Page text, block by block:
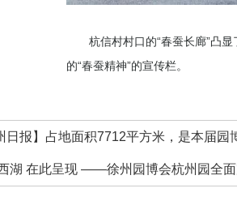
杭信村村口的“春蚕长廊”凸
的“春蚕精神”的宣传栏。
日报】占地面积7712平方米，是本届园
湖 在此呈现 ——徐州园博会杭州园全面